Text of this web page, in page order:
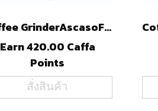
Coffee GrinderAscasoF64E(Silver)
Earn 420.00 Caffa
Points
สั่งสินค้า